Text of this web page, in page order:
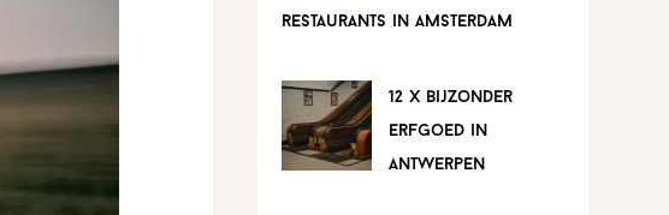
restaurants in amsterdam
12 x bijzonder
erfgoed in
antwerpen